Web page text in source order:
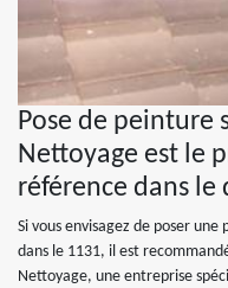
Pose de peinture
Nettoyage est le
référence dans le
Si vous envisagez de poser
dans le 1131, il est
Nettoyage, une entreprise